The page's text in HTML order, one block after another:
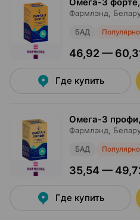
Омега-3
Фармлэнд,
БАД Популярно
46,92 —
Где купить
Омега-3
Фармлэнд,
БАД Популярно
35,54 —
Где купить